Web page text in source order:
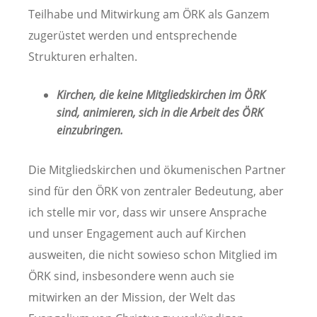
Teilhabe und Mitwirkung am ÖRK als Ganzem
zugerüstet werden und entsprechende
Strukturen erhalten.
Kirchen, die keine Mitgliedskirchen im ÖRK
sind, animieren, sich in die Arbeit des ÖRK
einzubringen.
Die Mitgliedskirchen und ökumenischen Partner
sind für den ÖRK von zentraler Bedeutung, aber
ich stelle mir vor, dass wir unsere Ansprache
und unser Engagement auch auf Kirchen
ausweiten, die nicht sowieso schon Mitglied im
ÖRK sind, insbesondere wenn auch sie
mitwirken an der Mission, der Welt das